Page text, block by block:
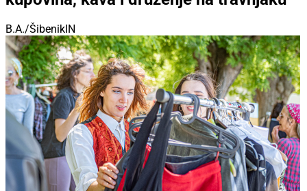
B.A./ŠibenikIN